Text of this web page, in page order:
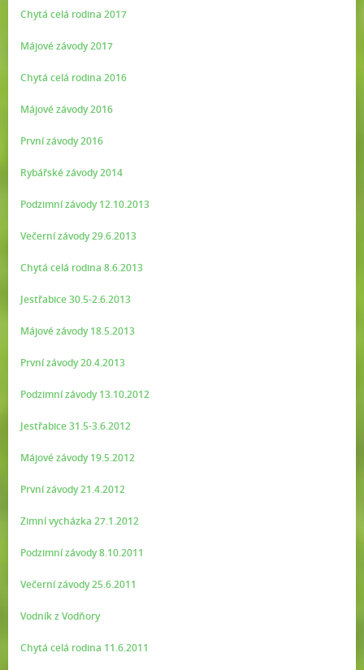
Chytá celá rodina 2017
Májové závody 2017
Chytá celá rodina 2016
Májové závody 2016
První závody 2016
Rybářské závody 2014
Podzimní závody 12.10.2013
Večerní závody 29.6.2013
Chytá celá rodina 8.6.2013
Jestřabice 30.5-2.6.2013
Májové závody 18.5.2013
První závody 20.4.2013
Podzimní závody 13.10.2012
Jestřabice 31.5-3.6.2012
Májové závody 19.5.2012
První závody 21.4.2012
Zimní vycházka 27.1.2012
Podzimní závody 8.10.2011
Večerní závody 25.6.2011
Vodník z Vodňory
Chytá celá rodina 11.6.2011